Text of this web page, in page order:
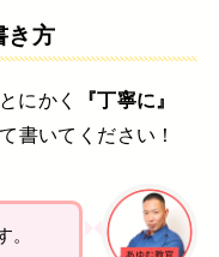
き方
にかく
『丁寧に』
書いてください！